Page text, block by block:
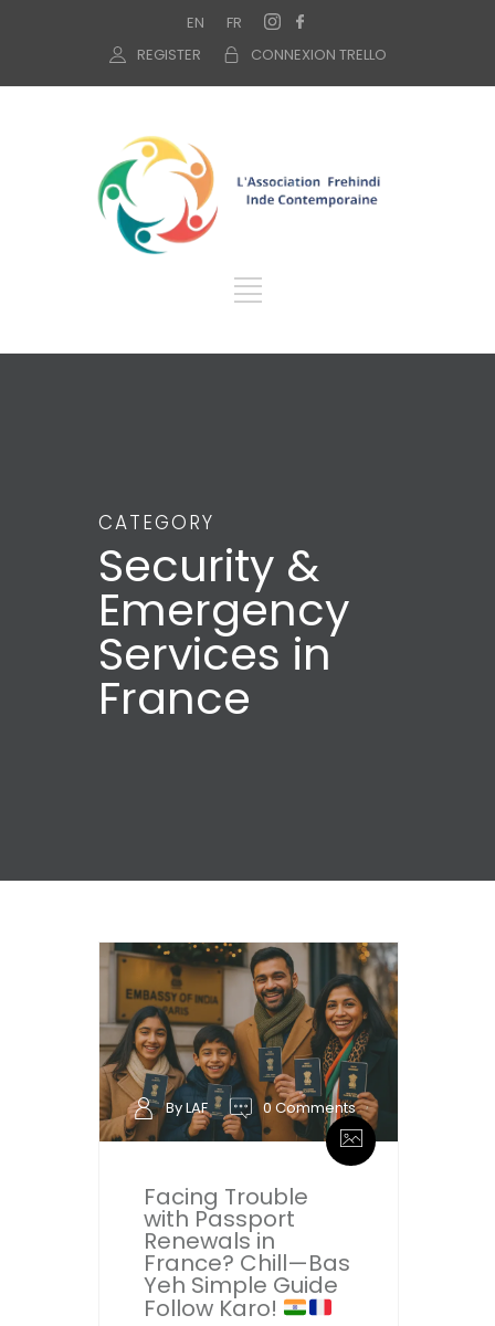
EN
FR
CONNEXION TRELLO
REGISTER
CATEGORY
Security &
Emergency
Services in
France
By LAF 0 Comments
Facing Trouble
with Passport
Renewals in
France? Chill—Bas
Yeh Simple Guide
Follow Karo!